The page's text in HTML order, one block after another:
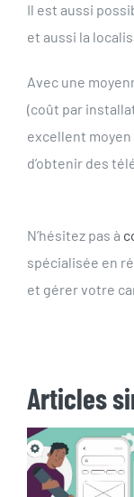
Il est aussi
et aussi la
Avec une
(coût par
excellent
d’obtenir des
N’hésitez pas à
spécialisée en
et gérer votre
Articles